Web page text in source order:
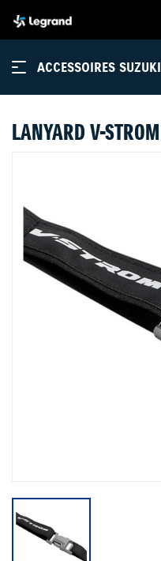
ACCESSOIRES SUZUKI
LANYARD V-STROM